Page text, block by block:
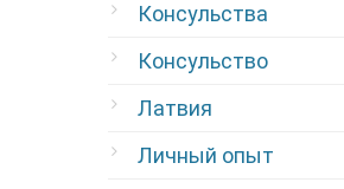
Консульства
Консульство
Латвия
Личный опыт